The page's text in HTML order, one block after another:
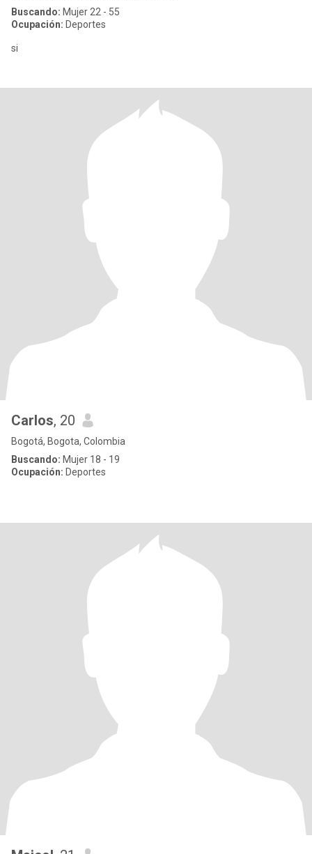
Buscando: Mujer 22 - 55
Ocupación: Deportes
si
Carlos, 20
Bogotá, Bogota, Colombia
Buscando: Mujer 18 - 19
Ocupación: Deportes